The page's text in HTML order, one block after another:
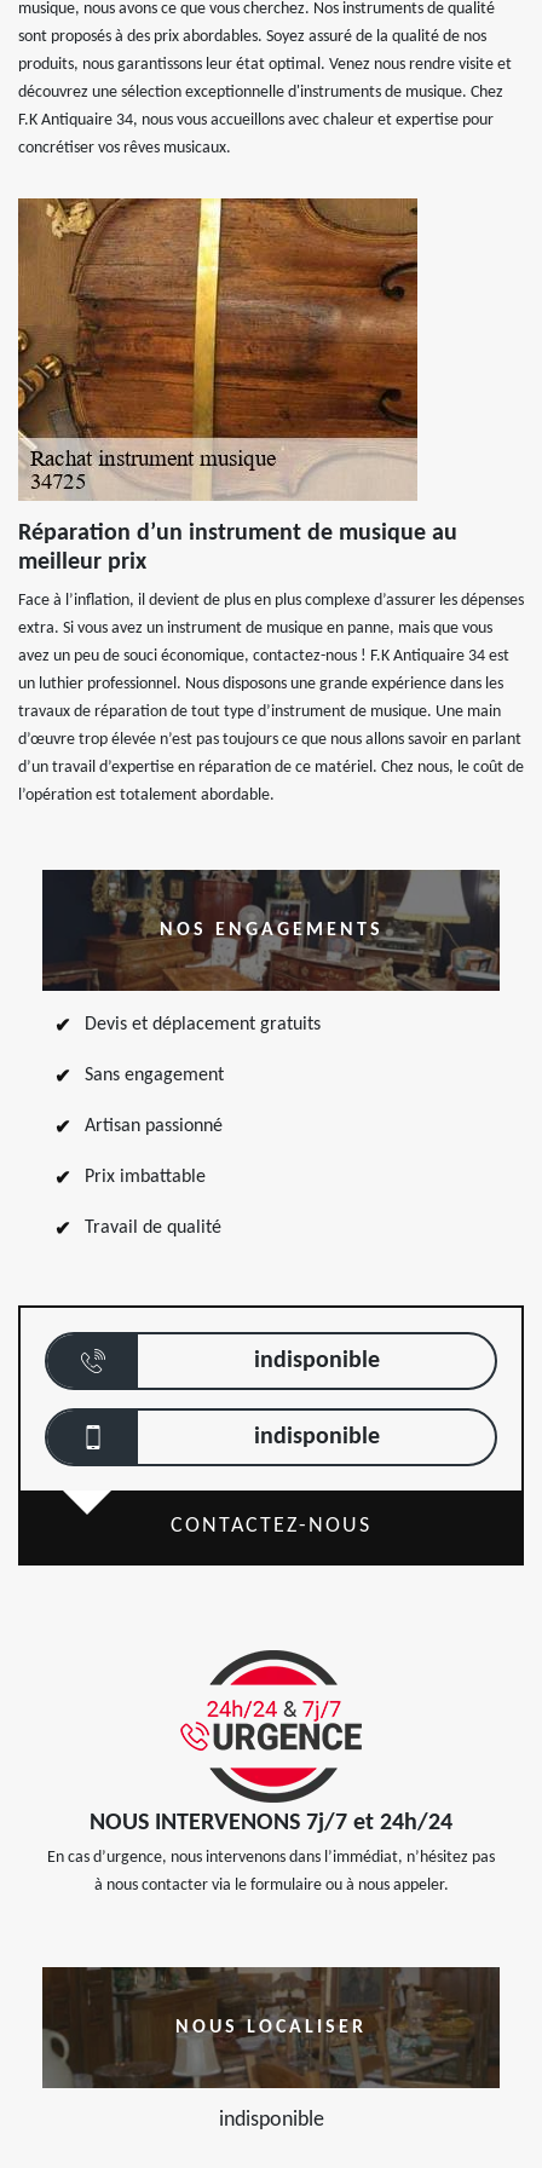
musique, nous avons ce que vous cherchez. Nos instruments de qualité
sont proposés à des prix abordables. Soyez assuré de la qualité de nos
produits, nous garantissons leur état optimal. Venez nous rendre visite et
découvrez une sélection exceptionnelle d'instruments de musique. Chez
F.K Antiquaire 34, nous vous accueillons avec chaleur et expertise pour
concrétiser vos rêves musicaux.
Réparation d’un instrument de musique au
meilleur prix
Face à l’inflation, il devient de plus en plus complexe d’assurer les dépenses
extra. Si vous avez un instrument de musique en panne, mais que vous
avez un peu de souci économique, contactez-nous ! F.K Antiquaire 34 est
un luthier professionnel. Nous disposons une grande expérience dans les
travaux de réparation de tout type d’instrument de musique. Une main
d’œuvre trop élevée n’est pas toujours ce que nous allons savoir en parlant
d’un travail d’expertise en réparation de ce matériel. Chez nous, le coût de
l’opération est totalement abordable.
NOS ENGAGEMENTS
Devis et déplacement gratuits
Sans engagement
Artisan passionné
Prix imbattable
Travail de qualité
indisponible
indisponible
CONTACTEZ-NOUS
NOUS INTERVENONS 7j/7 et 24h/24
En cas d’urgence, nous intervenons dans l’immédiat, n’hésitez pas
à nous contacter via le formulaire ou à nous appeler.
NOUS LOCALISER
indisponible